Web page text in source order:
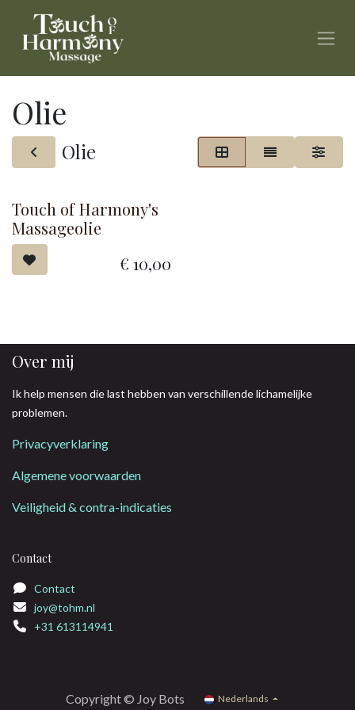
Olie
Olie
Touch of Harmony's
Massageolie
€ 10,00
Over mij
Ik help mensen die last hebben van verschillende lichamelijke
problemen.
Privacyverklaring
Algemene voorwaarden
Veiligheid & contra-indicaties
Contact
Contact
joy@tohm.nl
+31 613114941
Copyright © Joy Bots Nederlands